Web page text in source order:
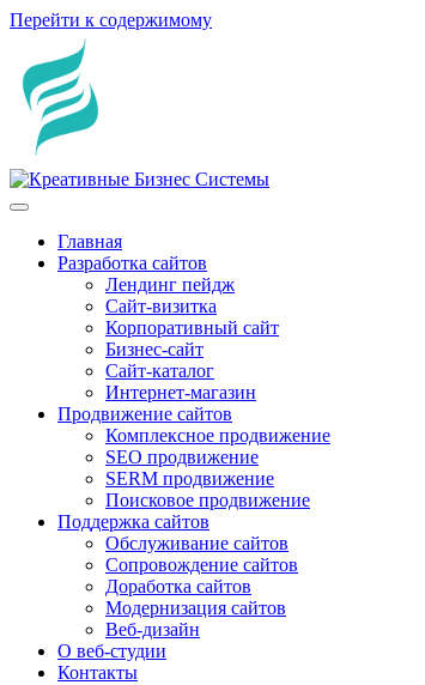
Перейти к содержимому
Главная
Разработка сайтов
Лендинг пейдж
Сайт-визитка
Корпоративный сайт
Бизнес-сайт
Сайт-каталог
Интернет-магазин
Продвижение сайтов
Комплексное продвижение
SEO продвижение
SERM продвижение
Поисковое продвижение
Поддержка сайтов
Обслуживание сайтов
Сопровождение сайтов
Доработка сайтов
Модернизация сайтов
Веб-дизайн
О веб-студии
Контакты